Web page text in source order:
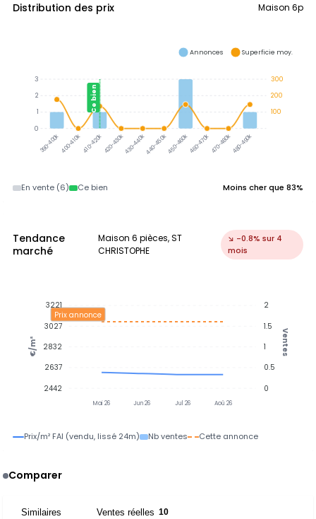
Distribution des prix Maison 6p
390-400k400-410k410-420k420-430k430-440k440-450k450-460k460-470k470-480k480-490k
Ce bien
300
200
100
3
2
1
0
Annonces Superficie moy.
En vente (6) Ce bien Moins cher que 83%
Tendance
marché
Maison 6 pièces, ST
CHRISTOPHE
↘ -0.8% sur 4
mois
Mai 26 Jun 26 Jul 26 Aoû 26
Prix annonce
2
1.5
1
0.5
0
Ventes
3221
3027
2832
2637
2442
€/m²
Prix/m² FAI (vendu, lissé 24m) Nb ventes Cette annonce
Comparer
Similaires Ventes réelles 10